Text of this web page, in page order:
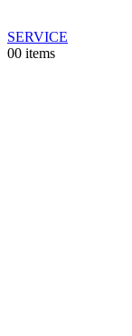
SERVICE
00 items